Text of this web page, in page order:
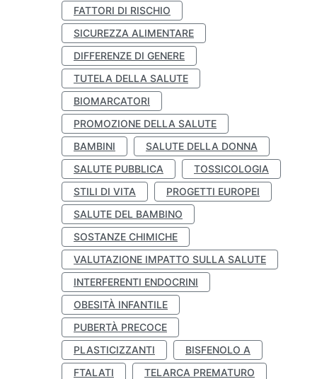
FATTORI DI RISCHIO
SICUREZZA ALIMENTARE
DIFFERENZE DI GENERE
TUTELA DELLA SALUTE
BIOMARCATORI
PROMOZIONE DELLA SALUTE
BAMBINI
SALUTE DELLA DONNA
SALUTE PUBBLICA
TOSSICOLOGIA
STILI DI VITA
PROGETTI EUROPEI
SALUTE DEL BAMBINO
SOSTANZE CHIMICHE
VALUTAZIONE IMPATTO SULLA SALUTE
INTERFERENTI ENDOCRINI
OBESITÀ INFANTILE
PUBERTÀ PRECOCE
PLASTICIZZANTI
BISFENOLO A
FTALATI
TELARCA PREMATURO